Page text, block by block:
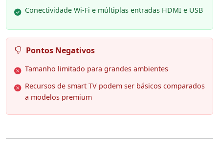
Conectividade Wi-Fi e múltiplas entradas HDMI e USB
Pontos Negativos
Tamanho limitado para grandes ambientes
Recursos de smart TV podem ser básicos comparados
a modelos premium